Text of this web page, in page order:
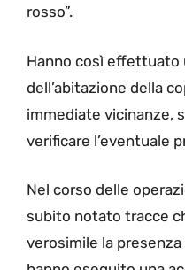
rosso”.
Hanno così effettuato
dell’abitazione della
immediate vicinanze,
verificare l’eventuale
Nel corso delle
subito notato tracce
verosimile la